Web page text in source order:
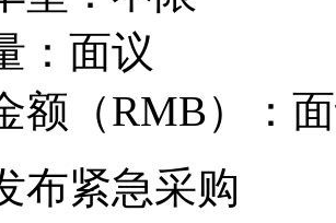
： 面议
额（RMB）：
布紧急采购